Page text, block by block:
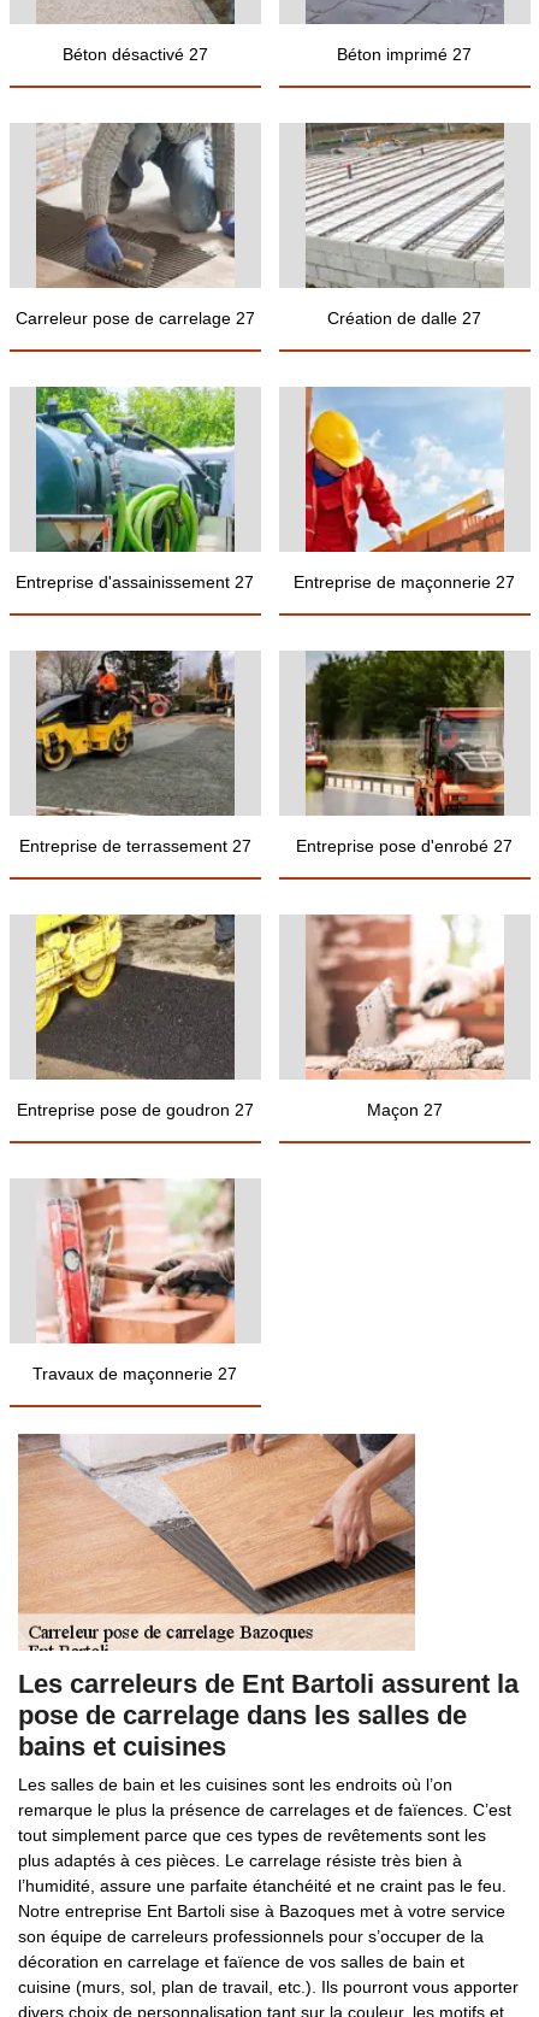
Béton désactivé 27 Béton imprimé 27
Carreleur pose de carrelage 27 Création de dalle 27
Entreprise d'assainissement 27 Entreprise de maçonnerie 27
Entreprise de terrassement 27 Entreprise pose d'enrobé 27
Entreprise pose de goudron 27 Maçon 27
Travaux de maçonnerie 27
Les carreleurs de Ent Bartoli assurent la
pose de carrelage dans les salles de
bains et cuisines
Les salles de bain et les cuisines sont les endroits où l’on
remarque le plus la présence de carrelages et de faïences. C’est
tout simplement parce que ces types de revêtements sont les
plus adaptés à ces pièces. Le carrelage résiste très bien à
l’humidité, assure une parfaite étanchéité et ne craint pas le feu.
Notre entreprise Ent Bartoli sise à Bazoques met à votre service
son équipe de carreleurs professionnels pour s’occuper de la
décoration en carrelage et faïence de vos salles de bain et
cuisine (murs, sol, plan de travail, etc.). Ils pourront vous apporter
divers choix de personnalisation tant sur la couleur, les motifs et